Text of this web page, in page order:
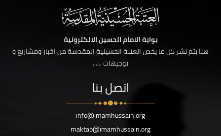
بوابة الامام الحسين الالكترونية
هنا يتم نشر كل ما يخص العتبة الحسينية المقدسة من اخبار ومشاريع و
توجيهات ......
اتصل بنا
info@imamhussain.org
maktab@imamhussain.org